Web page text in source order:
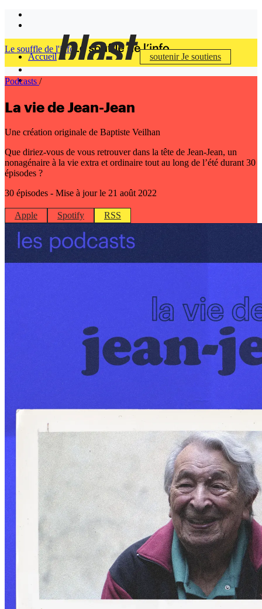
Accueil soutenirJe soutiens
Le souffle de l'info
Podcasts /
La vie de Jean-Jean
Une création originale de Baptiste Veilhan
Que diriez-vous de vous retrouver dans la tête de Jean-Jean, un
nonagénaire à la vie extra et ordinaire tout au long de l’été durant 30
épisodes ?
30 épisodes - Mise à jour le 21 août 2022
Apple Spotify RSS